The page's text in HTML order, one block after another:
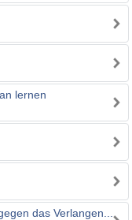
lernen
das Verlangen...